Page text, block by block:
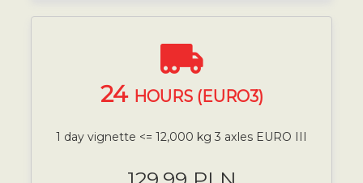
24 HOURS (EURO3)
1 day vignette <= 12,000 kg 3 axles EURO III